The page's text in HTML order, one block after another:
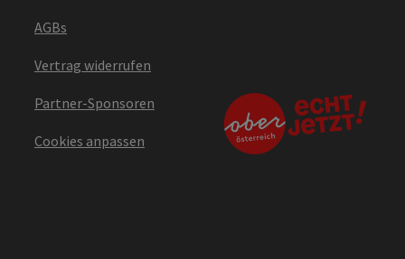
AGBs
Vertrag widerrufen
Partner-Sponsoren
Cookies anpassen